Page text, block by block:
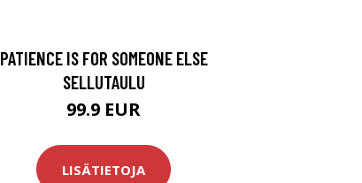
PATIENCE IS FOR SOMEONE ELSE
SELLUTAULU
99.9 EUR
LISÄTIETOJA